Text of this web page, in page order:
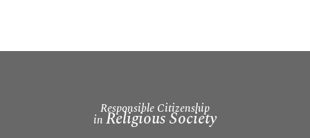
Responsible Citizenship
in Religious Society